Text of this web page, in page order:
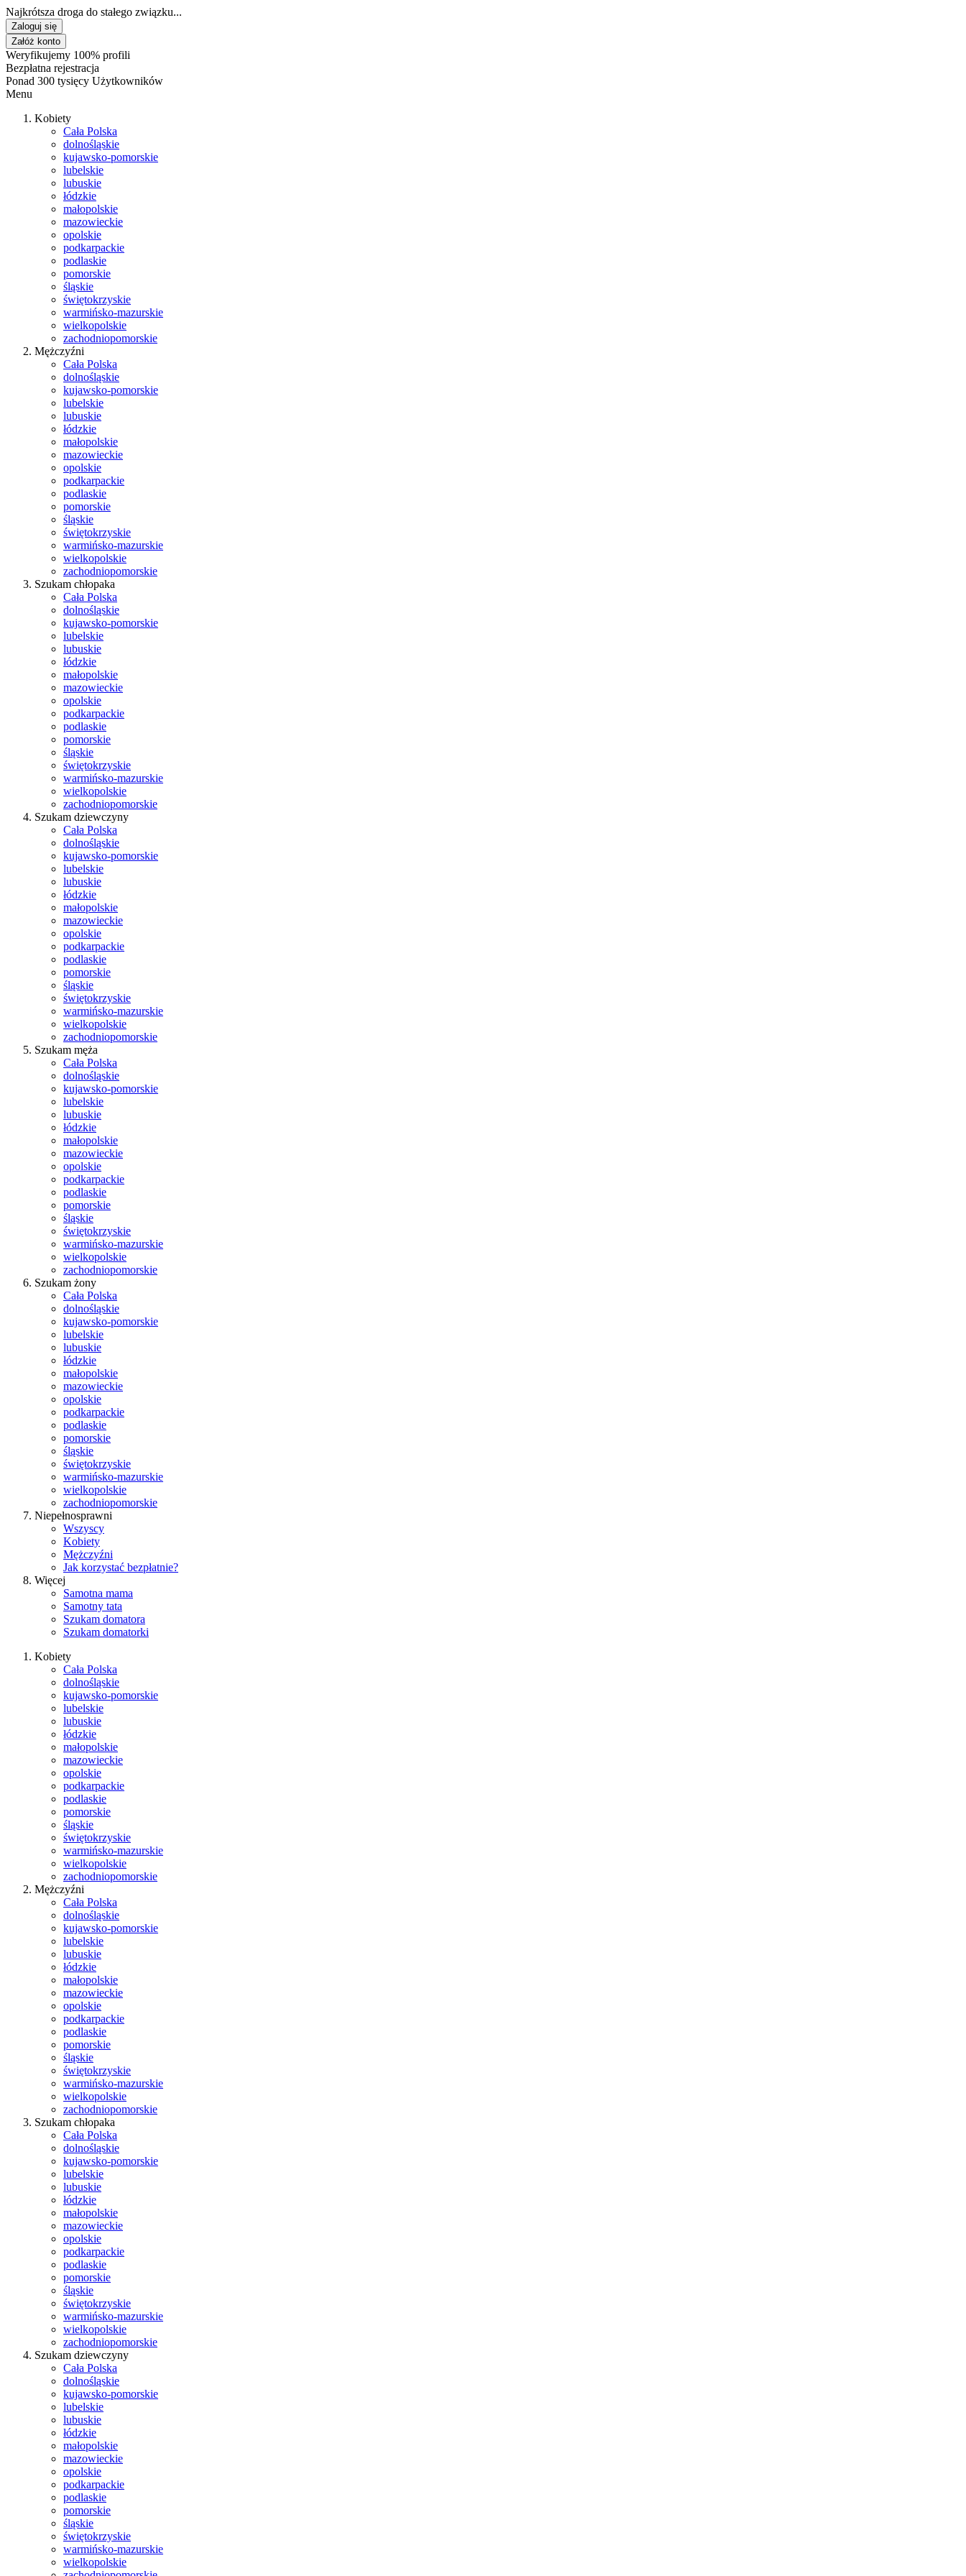
Najkrótsza droga do stałego związku...
Zaloguj się
Załóż konto
Weryfikujemy 100% profili
Bezpłatna rejestracja
Ponad 300 tysięcy Użytkowników
Menu
Kobiety
Cała Polska
dolnośląskie
kujawsko-pomorskie
lubelskie
lubuskie
łódzkie
małopolskie
mazowieckie
opolskie
podkarpackie
podlaskie
pomorskie
śląskie
świętokrzyskie
warmińsko-mazurskie
wielkopolskie
zachodniopomorskie
Mężczyźni
Cała Polska
dolnośląskie
kujawsko-pomorskie
lubelskie
lubuskie
łódzkie
małopolskie
mazowieckie
opolskie
podkarpackie
podlaskie
pomorskie
śląskie
świętokrzyskie
warmińsko-mazurskie
wielkopolskie
zachodniopomorskie
Szukam chłopaka
Cała Polska
dolnośląskie
kujawsko-pomorskie
lubelskie
lubuskie
łódzkie
małopolskie
mazowieckie
opolskie
podkarpackie
podlaskie
pomorskie
śląskie
świętokrzyskie
warmińsko-mazurskie
wielkopolskie
zachodniopomorskie
Szukam dziewczyny
Cała Polska
dolnośląskie
kujawsko-pomorskie
lubelskie
lubuskie
łódzkie
małopolskie
mazowieckie
opolskie
podkarpackie
podlaskie
pomorskie
śląskie
świętokrzyskie
warmińsko-mazurskie
wielkopolskie
zachodniopomorskie
Szukam męża
Cała Polska
dolnośląskie
kujawsko-pomorskie
lubelskie
lubuskie
łódzkie
małopolskie
mazowieckie
opolskie
podkarpackie
podlaskie
pomorskie
śląskie
świętokrzyskie
warmińsko-mazurskie
wielkopolskie
zachodniopomorskie
Szukam żony
Cała Polska
dolnośląskie
kujawsko-pomorskie
lubelskie
lubuskie
łódzkie
małopolskie
mazowieckie
opolskie
podkarpackie
podlaskie
pomorskie
śląskie
świętokrzyskie
warmińsko-mazurskie
wielkopolskie
zachodniopomorskie
Niepełnosprawni
Wszyscy
Kobiety
Mężczyźni
Jak korzystać bezpłatnie?
Więcej
Samotna mama
Samotny tata
Szukam domatora
Szukam domatorki
Kobiety
Cała Polska
dolnośląskie
kujawsko-pomorskie
lubelskie
lubuskie
łódzkie
małopolskie
mazowieckie
opolskie
podkarpackie
podlaskie
pomorskie
śląskie
świętokrzyskie
warmińsko-mazurskie
wielkopolskie
zachodniopomorskie
Mężczyźni
Cała Polska
dolnośląskie
kujawsko-pomorskie
lubelskie
lubuskie
łódzkie
małopolskie
mazowieckie
opolskie
podkarpackie
podlaskie
pomorskie
śląskie
świętokrzyskie
warmińsko-mazurskie
wielkopolskie
zachodniopomorskie
Szukam chłopaka
Cała Polska
dolnośląskie
kujawsko-pomorskie
lubelskie
lubuskie
łódzkie
małopolskie
mazowieckie
opolskie
podkarpackie
podlaskie
pomorskie
śląskie
świętokrzyskie
warmińsko-mazurskie
wielkopolskie
zachodniopomorskie
Szukam dziewczyny
Cała Polska
dolnośląskie
kujawsko-pomorskie
lubelskie
lubuskie
łódzkie
małopolskie
mazowieckie
opolskie
podkarpackie
podlaskie
pomorskie
śląskie
świętokrzyskie
warmińsko-mazurskie
wielkopolskie